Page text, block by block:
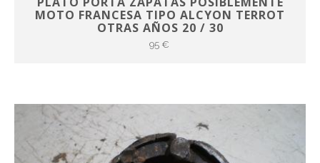
MOTO FRANCESA TIPO ALCYON TERROT
OTRAS AÑOS 20 / 30
95 €